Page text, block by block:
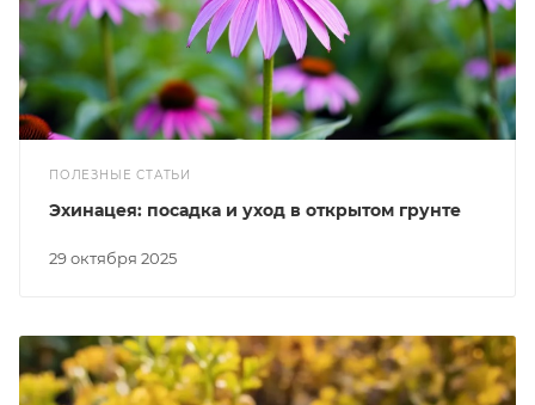
ПОЛЕЗНЫЕ СТАТЬИ
29 октября 2025
Эхинацея: посадка и уход в открытом грунте